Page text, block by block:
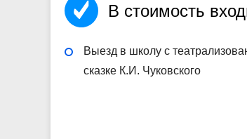
В стоимость
Выезд в школу с
сказке К.И. Чуковского